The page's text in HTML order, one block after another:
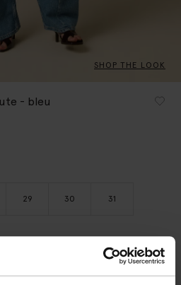
SHOP THE LOOK
- bleu
29 30 31